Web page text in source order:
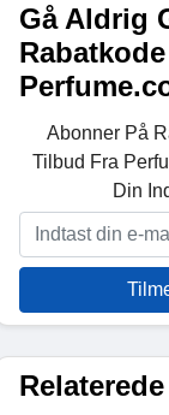
Gå Aldrig
Abonner På
Tilbud Fra
Din